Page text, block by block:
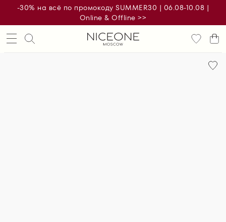
-30% на всё по промокоду SUMMER30 | 06.08-10.08 |
Online & Offline >>